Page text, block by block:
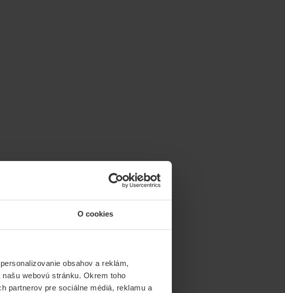
O cookies
obsahov a reklám,
webovú stránku. Okrem toho
partnerov pre sociálne médiá, reklamu a